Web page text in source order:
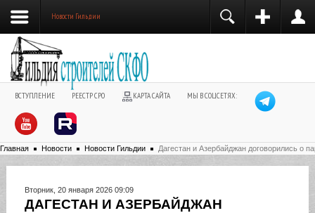
Новости Гильдии
ВСТУПЛЕНИЕ РЕЕСТР СРО КАРТА САЙТА МЫ В СОЦСЕТЯХ:
Главная Новости Новости Гильдии Дагестан и Азербайджан договорились о
Вторник, 20 января 2026 09:09
ДАГЕСТАН И АЗЕРБАЙДЖАН